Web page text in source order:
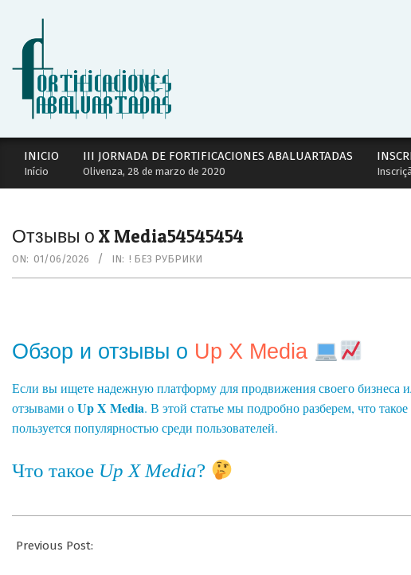
content
Navigation
Menu
INICIO
Início
III JORNADA DE FORTIFICACIONES ABALUARTADAS
Olivenza, 28 de marzo de 2020
Отзывы о X Media54545454
ON: 01/06/2026 IN: ! БЕЗ РУБРИКИ
Обзор и отзывы о Up X Media
Если вы ищете надежную платформу для продвижения своего бизнеса
отзывами оUp X Media. В этой статье мы подробно разберем, что такое
пользуется популярностью среди пользователей.
Что такое Up X Media?
06-
Previous Post: